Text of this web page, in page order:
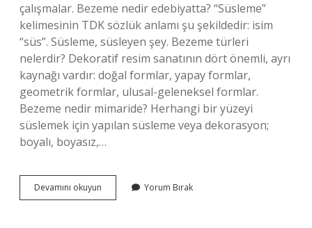
çalışmalar. Bezeme nedir edebiyatta? “Süsleme”
kelimesinin TDK sözlük anlamı şu şekildedir: isim
“süs”. Süsleme, süsleyen şey. Bezeme türleri
nelerdir? Dekoratif resim sanatının dört önemli, ayrı
kaynağı vardır: doğal formlar, yapay formlar,
geometrik formlar, ulusal-geleneksel formlar.
Bezeme nedir mimaride? Herhangi bir yüzeyi
süslemek için yapılan süsleme veya dekorasyon;
boyalı, boyasız,…
Devamını okuyun Bezeme
Nedir
Yorum Bırak